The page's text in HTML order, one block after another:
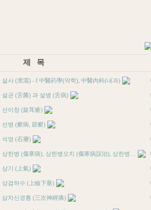
제 목
설사 (泄瀉) - I 中醫葯學(약학), 中醫內科(내과)
설균 (舌菌) 과 설병 (舌病)
선이창 (旋耳瘡)
선병 (癬病, 節癬)
석영 (石癭)
상한병 (傷寒病), 상한병오치 (傷寒病誤治), 상한병…
상기 (上氣)
상검하수 (上瞼下垂)
삼차신경통 (三次神經痛)